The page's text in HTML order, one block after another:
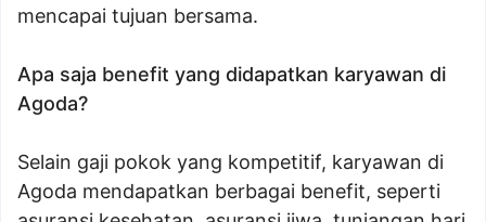
mencapai tujuan bersama.
Apa saja benefit yang didapatkan karyawan di
Agoda?
Selain gaji pokok yang kompetitif, karyawan di
Agoda mendapatkan berbagai benefit, seperti